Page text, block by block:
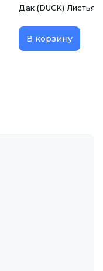
Дак (DUCK) Листья
В корзину